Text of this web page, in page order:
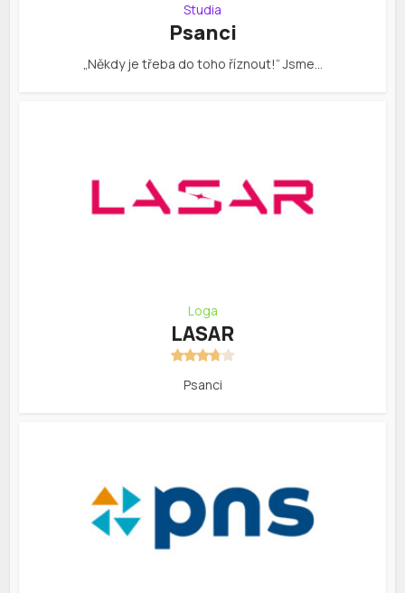
Studia
Psanci
„Někdy je třeba do toho říznout!“ Jsme…
Loga
LASAR
Psanci